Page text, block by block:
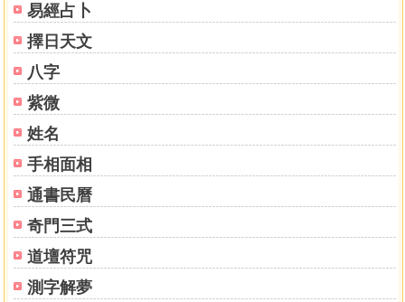
易經占卜
擇日天文
八字
紫微
姓名
手相面相
通書民曆
奇門三式
道壇符咒
測字解夢
個人及外在環境的前因後果，尋出觸發事情的關鍵點，從中
入手調整，即能夠改變「生命」軌跡，取得「重生」的契
機！
從這刻開始，您大可不必再浪費時間於一些對您毫無幫
助的人、事、物及計劃上，枉費心血，可集中力量創造康莊
富裕的生命道路！
公元二○一二年夏
火昱
目錄
關於作者‧何昭劻宗師
占星大師宣言
序言‧懂「占星」等同「重生」